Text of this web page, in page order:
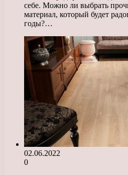
себе. Можно ли выбрать
материал, который будет
годы?…
02.06.2022
0